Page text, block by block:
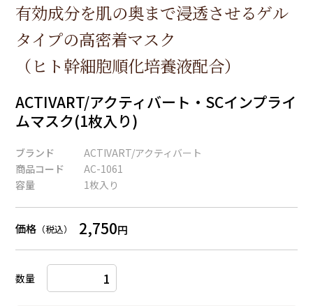
有効成分を肌の奥まで浸透させるゲル
タイプの高密着マスク
（ヒト幹細胞順化培養液配合）
ACTIVART/アクティバート・SCインプライ
ムマスク(1枚入り)
ブランド
ACTIVART/アクティバート
商品コード
AC-1061
容量
1枚入り
価格 （税込） 2,750円
数量